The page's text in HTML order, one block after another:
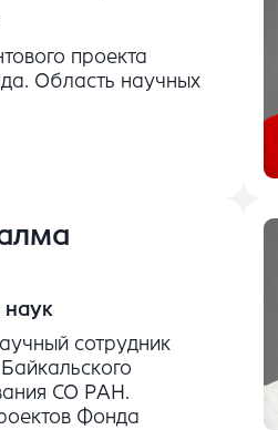
проекта
Область научных
наук
сотрудник
СО РАН.
Фонда